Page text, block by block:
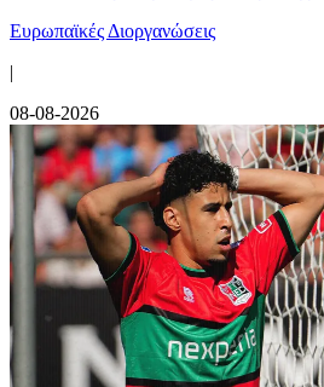
Ευρωπαϊκές Διοργανώσεις
|
08-08-2026